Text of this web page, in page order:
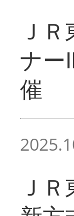
Ｊ
ナー
催
Ｊ